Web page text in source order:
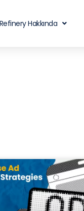
Refinery Hakkında